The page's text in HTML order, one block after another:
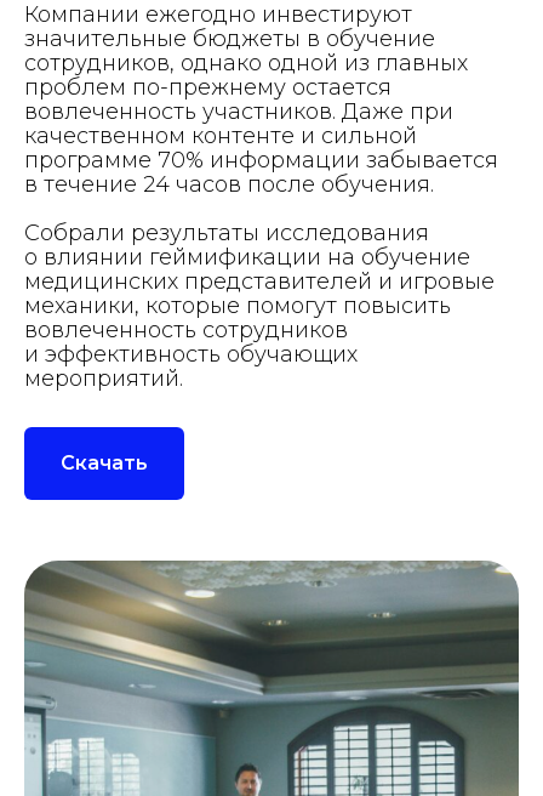
Компании ежегодно инвестируют
значительные бюджеты в обучение
сотрудников, однако одной из главных
проблем по-прежнему остается
вовлеченность участников. Даже при
качественном контенте и сильной
программе 70% информации забывается
в течение 24 часов после обучения.
Собрали результаты исследования
о влиянии геймификации на обучение
медицинских представителей и игровые
механики, которые помогут повысить
вовлеченность сотрудников
и эффективность обучающих
мероприятий.
Скачать